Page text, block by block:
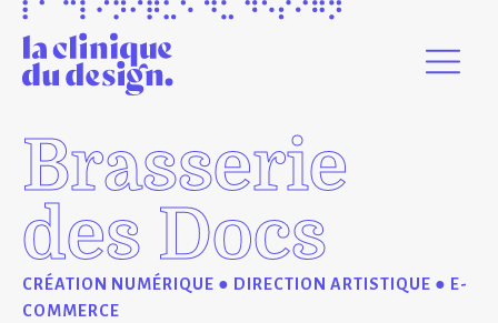
Brasserie
des Docs
CRÉATION NUMÉRIQUE ● DIRECTION ARTISTIQUE ● E-
COMMERCE